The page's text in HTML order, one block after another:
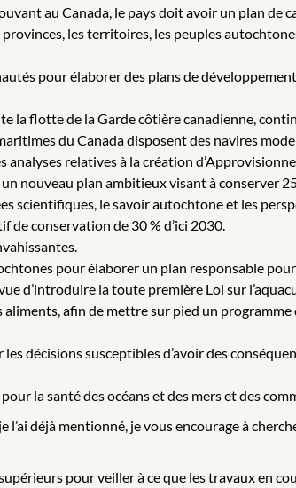
au Canada, le pays doit avoir un plan de
les territoires, les peuples
pour élaborer des plans de
la flotte de la Garde côtière canadienne,
du Canada disposent des navires
relatives à la création
nouveau plan ambitieux visant à conserver
scientifiques, le savoir autochtone et les
conservation de 30 % d’ici 2030.
pour élaborer un plan responsable
d’introduire la toute première Loi sur
afin de mettre sur pied un
susceptibles d’avoir des
la santé des océans et des mers et des
déjà mentionné, je vous encourage à
pour veiller à ce que les travaux en